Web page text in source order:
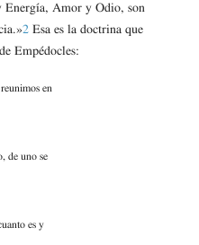
Energía, Amor y Odio, son
2Esa es la doctrina que
Empédocles:
en
de uno se
es y